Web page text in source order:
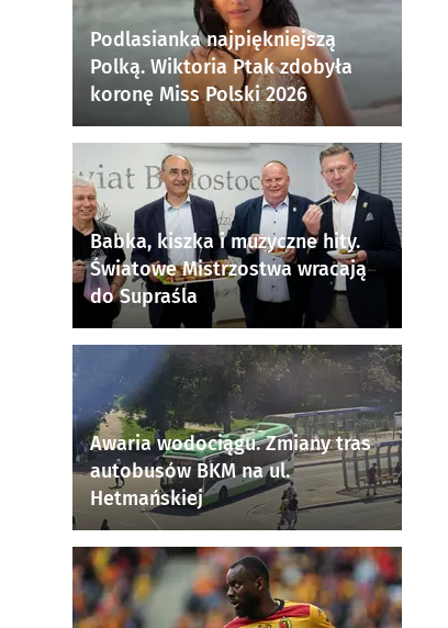
Podlasianka najpiękniejszą
Polką. Wiktoria Ptak zdobyła
koronę Miss Polski 2026
Babka, kiszka i muzyczne hity.
Światowe Mistrzostwa wracają
do Supraśla
Awaria wodociągu. Zmiany tras
autobusów BKM na ul.
Hetmańskiej